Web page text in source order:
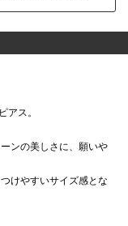
アス。
ンの美しさに、願いや
けやすいサイズ感とな